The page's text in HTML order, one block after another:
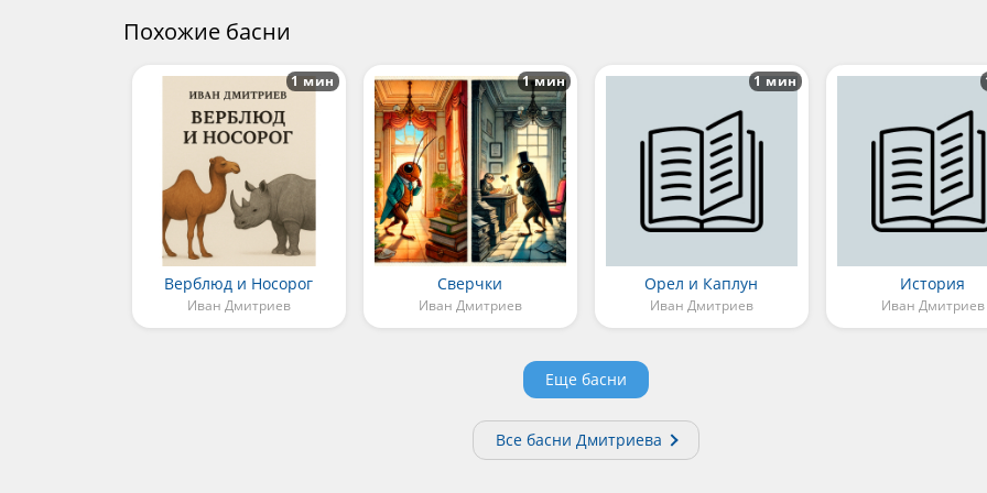
Похожие басни
Верблюд и Носорог
Иван Дмитриев
1 мин
Сверчки
Иван Дмитриев
1 мин
Орел и Каплун
Иван Дмитриев
1 мин
История
Иван Дмитриев
Еще басни
Все басни Дмитриева